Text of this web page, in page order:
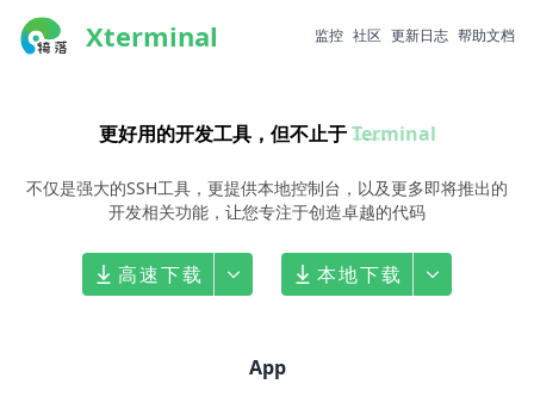
Xterminal 监控 社区 更新日志 帮助文档
更好用的开发工具，但不止于Terminal
......
不仅是强大的SSH工具，更提供本地控制台，以及更多即将推出的
开发相关功能，让您专注于创造卓越的代码
高速下载 本地下载
App